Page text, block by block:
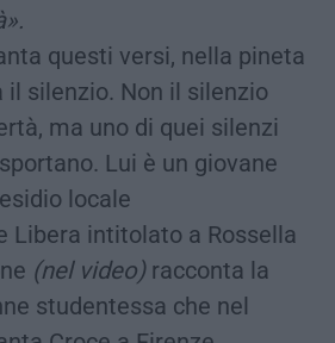
questi versi, nella pineta
il silenzio. Non il silenzio
ma uno di quei silenzi
Lui è un giovane
locale
Libera intitolato a Rossella
(nel video)racconta la
studentessa che nel